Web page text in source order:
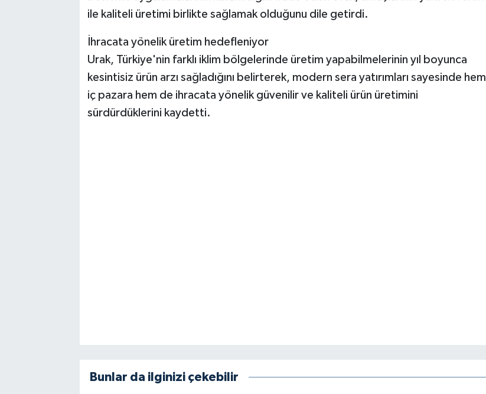
ile kaliteli üretimi birlikte sağlamak olduğunu dile getirdi.
İhracata yönelik üretim hedefleniyor
Urak, Türkiye'nin farklı iklim bölgelerinde üretim yapabilmelerinin yıl boyunca
kesintisiz ürün arzı sağladığını belirterek, modern sera yatırımları sayesinde hem
iç pazara hem de ihracata yönelik güvenilir ve kaliteli ürün üretimini
sürdürdüklerini kaydetti.
Bunlar da ilginizi çekebilir